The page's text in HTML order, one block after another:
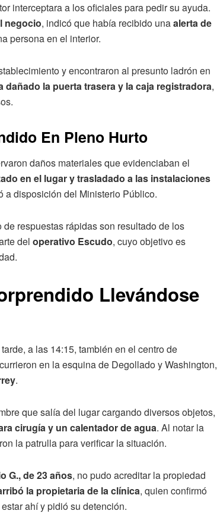
interceptara a los oficiales para pedir su ayuda.
negocio, indicó que había recibido unaalerta de
persona en el interior.
y encontraron al presunto ladrón en
dañado la puerta trasera y la caja registradora,
En Pleno Hurto
daños materiales que evidenciaban el
en el lugar y trasladado a las instalaciones
a disposición del Ministerio Público.
respuestas rápidas son resultado de los
del operativo Escudo, cuyo objetivo es
Llevándose
a las 14:15, también en el centro de
en la esquina de Degollado y Washington,
.
que salía del lugar cargando diversos objetos,
cirugía y un calentador de agua. Al notar la
la patrulla para verificar la situación.
G., de 23 años, no pudo acreditar la propiedad
la propietaria de la clínica, quien confirmó
ahí y pidió su detención.